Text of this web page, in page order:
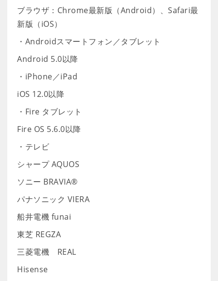
ブラウザ：Chrome最新版（Android）、Safari最
新版（iOS）
・Androidスマートフォン／タブレット
Android 5.0以降
・iPhone／iPad
iOS 12.0以降
・Fire タブレット
Fire OS 5.6.0以降
・テレビ
シャープ AQUOS
ソニー BRAVIA®
パナソニック VIERA
船井電機 funai
東芝 REGZA
三菱電機 REAL
Hisense